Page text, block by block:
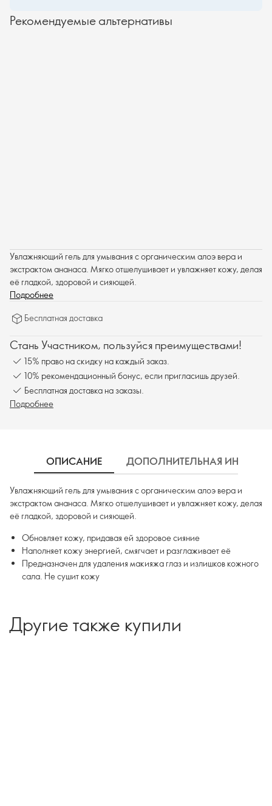
Рекомендуемые альтернативы
Увлажняющий гель для умывания с органическим алоэ вера и
экстрактом ананаса. Мягко отшелушивает и увлажняет кожу, делая
её гладкой, здоровой и сияющей.
Подробнее
Бесплатная доставка
Стань Участником, пользуйся преимуществами!
15% право на скидку на каждый заказ.
10% рекомендационный бонус, если пригласишь друзей.
Бесплатная доставка на заказы.
Подробнее
ОПИСАНИЕ ДОПОЛНИТЕЛЬНАЯ
Увлажняющий гель для умывания с органическим алоэ вера и
экстрактом ананаса. Мягко отшелушивает и увлажняет кожу, делая
её гладкой, здоровой и сияющей.
Обновляет кожу, придавая ей здоровое сияние
Наполняет кожу энергией, смягчает и разглаживает её
Предназначен для удаления макияжа глаз и излишков кожного
сала. Не сушит кожу
Другие также купили